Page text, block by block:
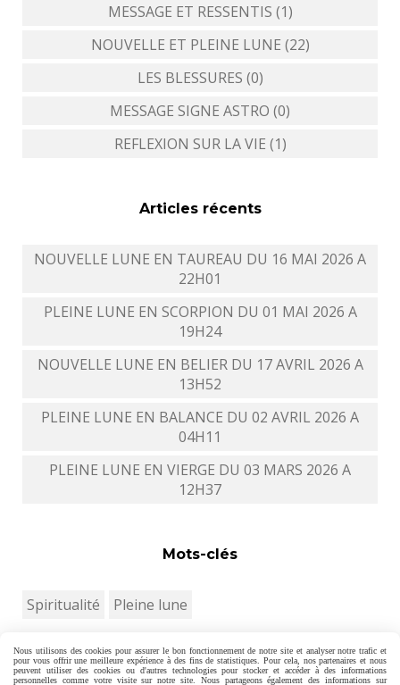
MESSAGE ET RESSENTIS (1)
NOUVELLE ET PLEINE LUNE (22)
LES BLESSURES (0)
MESSAGE SIGNE ASTRO (0)
REFLEXION SUR LA VIE (1)
Articles récents
NOUVELLE LUNE EN TAUREAU DU 16 MAI 2026 A
22H01
PLEINE LUNE EN SCORPION DU 01 MAI 2026 A
19H24
NOUVELLE LUNE EN BELIER DU 17 AVRIL 2026 A
13H52
PLEINE LUNE EN BALANCE DU 02 AVRIL 2026 A
04H11
PLEINE LUNE EN VIERGE DU 03 MARS 2026 A
12H37
Mots-clés
Spiritualité Pleine lune
Nous utilisons des cookies pour assurer le bon fonctionnement de notre site et analyser notre trafic et
pour vous offrir une meilleure expérience à des fins de statistiques. Pour cela, nos partenaires et nous
peuvent utiliser des cookies ou d'autres technologies pour stocker et accéder à des informations
personnelles comme votre visite sur notre site. Nous partageons également des informations sur